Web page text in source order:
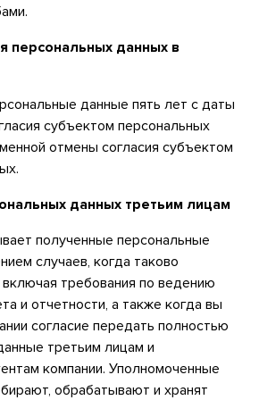
персональных данных в
данные пять лет с даты
субъектом персональных
отмены согласия субъектом
данных третьим лицам
полученные персональные
случаев, когда таково
включая требования по ведению
и отчетности, а также когда вы
согласие передать полностью
третьим лицам и
компании. Уполномоченные
обрабатывают и хранят